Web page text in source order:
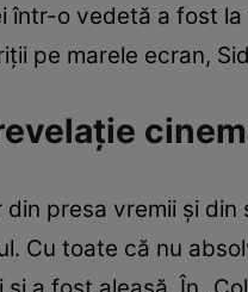
într-o vedetă a fost
pe marele ecran,
din presa vremii și
Cu toate că nu